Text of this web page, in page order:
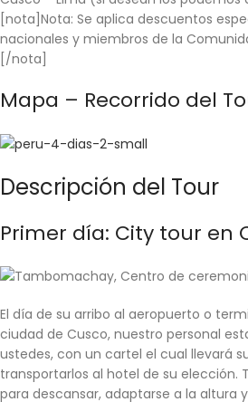
[nota] Nota: Se aplica descuentos
nacionales y miembros de la
[/nota]
Mapa – Recorrido del
Descripción del Tour
Primer día: City tour en
El día de su arribo al aeropuerto o
ciudad de Cusco, nuestro personal
ustedes, con un cartel el cual llevará
transportarlos al hotel de su elección.
para descansar, adaptarse a la altura